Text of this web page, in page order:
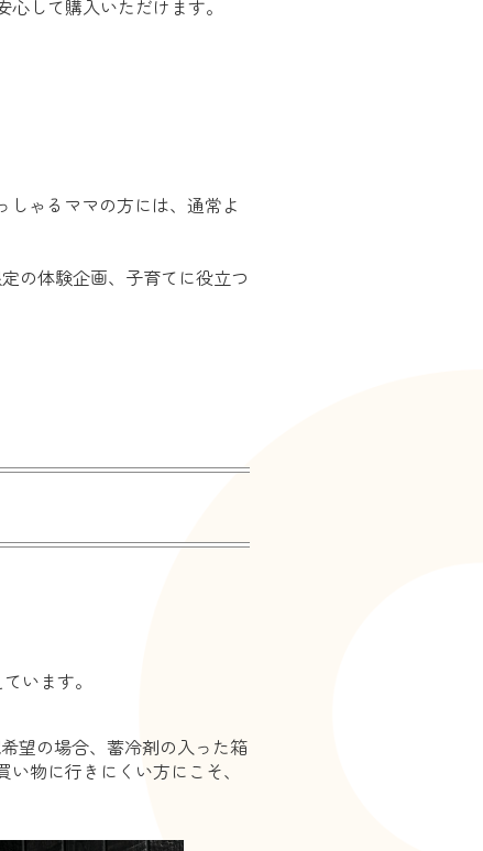
して購入いただけます。
しゃるママの方には、通常よ
の体験企画、子育てに役立つ
います。
望の場合、蓄冷剤の入った箱
物に行きにくい方にこそ、